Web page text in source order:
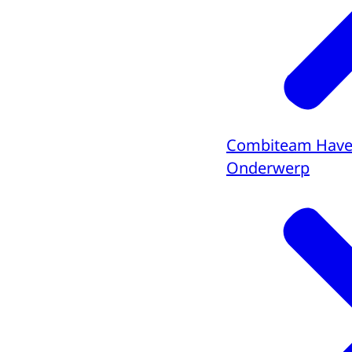
Combiteam
Onderwerp